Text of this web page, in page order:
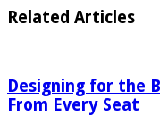
Related Articles
Designing for the
From Every Seat